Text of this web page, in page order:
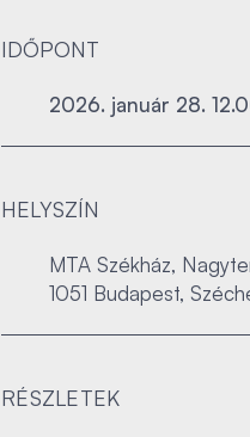
IDŐPONT
2026. január 28.
HELYSZÍN
MTA Székház,
1051 Budapest,
RÉSZLETEK